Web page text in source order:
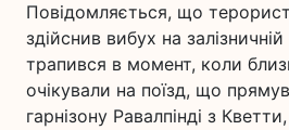
Повідомляється, що
здійснив вибух на залізничній
трапився в момент, коли
очікували на поїзд, що
гарнізону Равалпінді з